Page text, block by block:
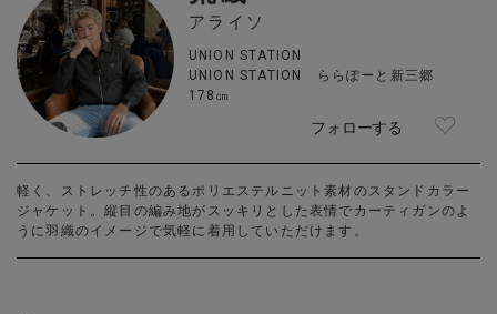
アライソ
UNION STATION
UNION STATION ららぽーと新三郷
178㎝
フォローする
軽く、ストレッチ性のあるポリエステルニット素材のスタンドカラー
ジャケット。縦目の編み地がスッキリとした表情でカーティガンのよ
うに羽織のイメージで気軽に着用していただけます。